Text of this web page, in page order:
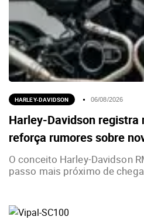
HARLEY-DAVIDSON 06/08/2026
Harley-Davidson registra
reforça rumores sobre
O conceito Harley-Davidson
passo mais próximo de